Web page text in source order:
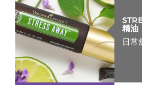
精油
日常